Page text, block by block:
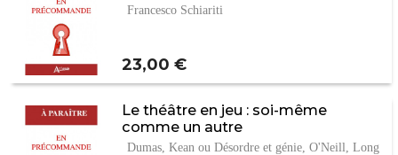
Francesco Schiariti
Prix
23,00 €
Le théâtre en jeu : soi-même
comme un autre
Dumas, Kean ou Désordre et génie, O'Neill, Long